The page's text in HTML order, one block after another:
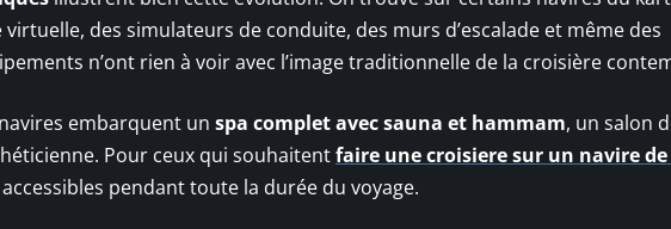
des simulateurs de conduite, des murs d’escalade et même des
n’ont rien à voir avec l’image traditionnelle de la croisière
embarquent un spa complet avec sauna et hammam, un salon
Pour ceux qui souhaitentfaire une croisiere sur un navire de
pendant toute la durée du voyage.